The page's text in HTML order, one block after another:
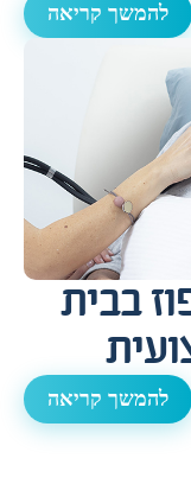
להמשך קריאה
בבית
להמשך קריאה